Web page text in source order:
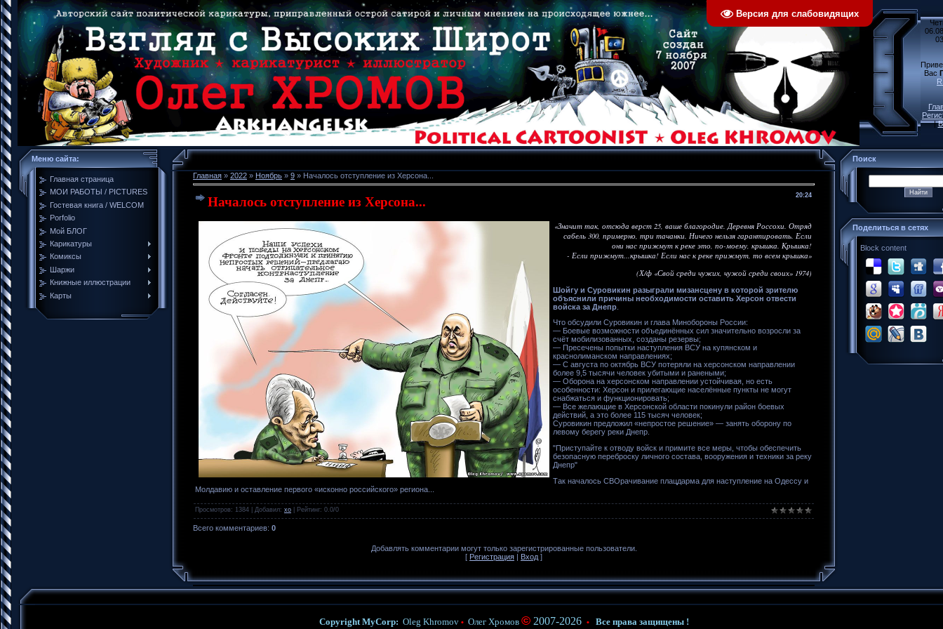
Версия для слабовидящих
Вас
|
Меню сайта:
Главная страница
МОИ РАБОТЫ / PICTURES
Гостевая книга / WELCOM
Porfolio
Мой БЛОГ
Карикатуры
Комиксы
Шаржи
Книжные иллюстрации
Карты
Главная » 2022 » Ноябрь » 9 » Началось отступление из Херсона...
20:24
Началось отступление из Херсона...
«Значит так, отсюда верст 25, ваше благородие. Деревня Россохи. Отряд
сабель 300, примерно, три тачанки. Ничего нельзя гарантировать. Если
они нас прижмут к реке это, по-моему, крышка. Крышка!
- Если прижмут...крышка! Если нас к реке прижмут, то всем крышка»
(Х/ф «Свой среди чужих, чужой среди своих» 1974)
Шойгу и Суровикин разыграли мизансцену в которой зрителю
объяснили причины необходимости оставить Херсон отвести
войска за Днепр
Что обсудили Суровикин и глава Минобороны России:
— Боевые возможности объединённых сил значительно возросли за
счёт мобилизованных, созданы резервы;
— Пресечены попытки наступления ВСУ на купянском и
краснолиманском направлениях;
— С августа по октябрь ВСУ потеряли на херсонском направлении
более 9,5 тысячи человек убитыми и ранеными;
— Оборона на херсонском направлении устойчивая, но есть
особенности: Херсон и прилегающие населённые пункты не могут
снабжаться и функционировать;
— Все желающие в Херсонской области покинули район боевых
действий, а это более 115 тысяч человек;
Суровикин предложил «непростое решение» — занять оборону по
левому берегу реки Днепр.
"Приступайте к отводу войск и примите все меры, чтобы обеспечить
безопасную переброску личного состава, вооружения и техники за реку
Днепр"
Так началось СВОрачивание плацдарма для наступление на Одессу и
Молдавию и оставление первого «исконно российского» региона...
Просмотров: 1384 | Добавил: xo Рейтинг: 0.0/0
Всего комментариев: 0
Добавлять комментарии могут только зарегистрированные пользователи.
[ Регистрация | Вход ]
Поиск
Поделиться в сетях
Block content
Copyright MyCorp: Oleg Khromov • Олег Хромов © 2007-2026 • Все права защищены !